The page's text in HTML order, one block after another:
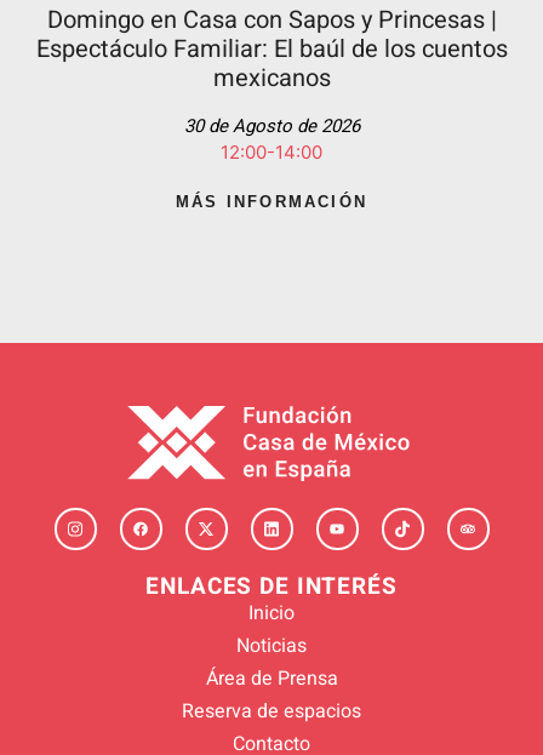
Domingo en Casa con Sapos y Princesas |
Espectáculo Familiar: El baúl de los cuentos
mexicanos
30 de Agosto de 2026
12:00-14:00
MÁS INFORMACIÓN
ENLACES DE INTERÉS
Inicio
Noticias
Área de Prensa
Reserva de espacios
Contacto